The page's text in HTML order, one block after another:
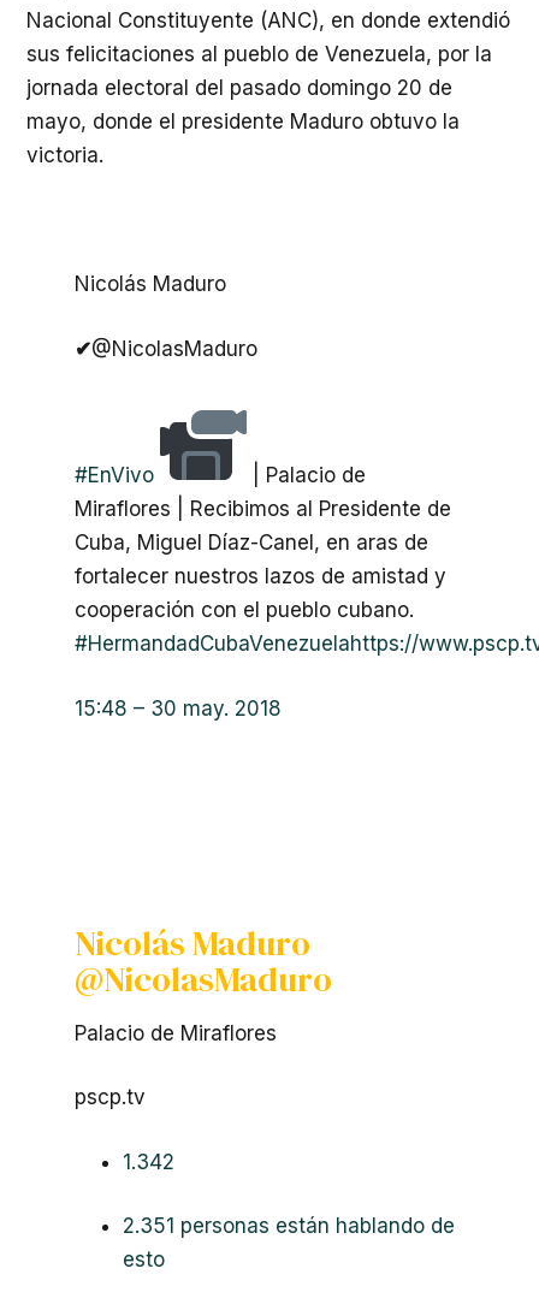
Nacional Constituyente (ANC), en donde extendió
sus felicitaciones al pueblo de Venezuela, por la
jornada electoral del pasado domingo 20 de
mayo, donde el presidente Maduro obtuvo la
victoria.
Nicolás Maduro
✔@NicolasMaduro
#EnVivo
| Palacio de
Miraflores | Recibimos al Presidente de
Cuba, Miguel Díaz-Canel, en aras de
fortalecer nuestros lazos de amistad y
cooperación con el pueblo cubano.
#HermandadCubaVenezuelahttps://www.
15:48 – 30 may. 2018
Nicolás Maduro
@NicolasMaduro
Palacio de Miraflores
pscp.tv
1.342
2.351 personas están hablando de
esto